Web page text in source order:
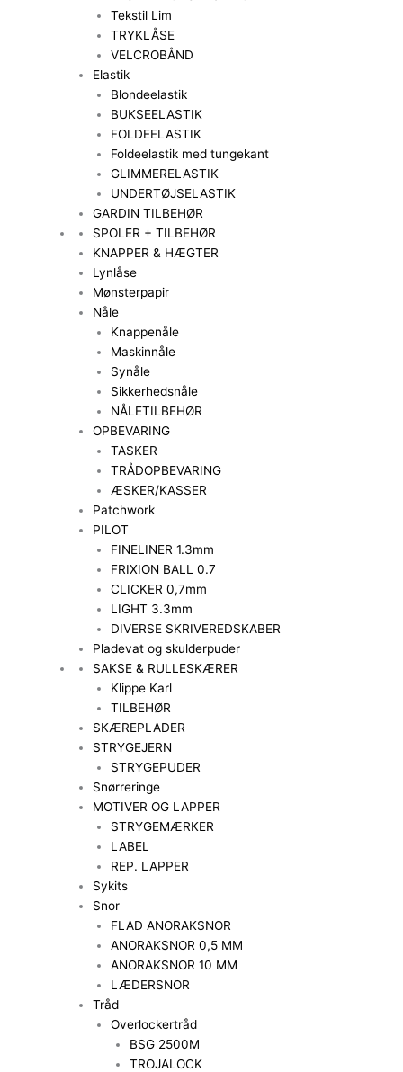
Tekstil Lim
TRYKLÅSE
VELCROBÅND
Elastik
Blondeelastik
BUKSEELASTIK
FOLDEELASTIK
Foldeelastik med tungekant
GLIMMERELASTIK
UNDERTØJSELASTIK
GARDIN TILBEHØR
SPOLER + TILBEHØR
KNAPPER & HÆGTER
Lynlåse
Mønsterpapir
Nåle
Knappenåle
Maskinnåle
Synåle
Sikkerhedsnåle
NÅLETILBEHØR
OPBEVARING
TASKER
TRÅDOPBEVARING
ÆSKER/KASSER
Patchwork
PILOT
FINELINER 1.3mm
FRIXION BALL 0.7
CLICKER 0,7mm
LIGHT 3.3mm
DIVERSE SKRIVEREDSKABER
Pladevat og skulderpuder
SAKSE & RULLESKÆRER
Klippe Karl
TILBEHØR
SKÆREPLADER
STRYGEJERN
STRYGEPUDER
Snørreringe
MOTIVER OG LAPPER
STRYGEMÆRKER
LABEL
REP. LAPPER
Sykits
Snor
FLAD ANORAKSNOR
ANORAKSNOR 0,5 MM
ANORAKSNOR 10 MM
LÆDERSNOR
Tråd
Overlockertråd
BSG 2500M
TROJALOCK